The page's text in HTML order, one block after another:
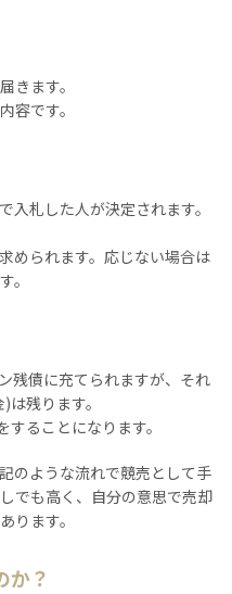
きます。
容です。
入札した人が決定されます。
められます。応じない場合は
。
残債に充てられますが、それ
残ります。
ることになります。
のような流れで競売として手
でも高く、自分の意思で売却
ります。
か？